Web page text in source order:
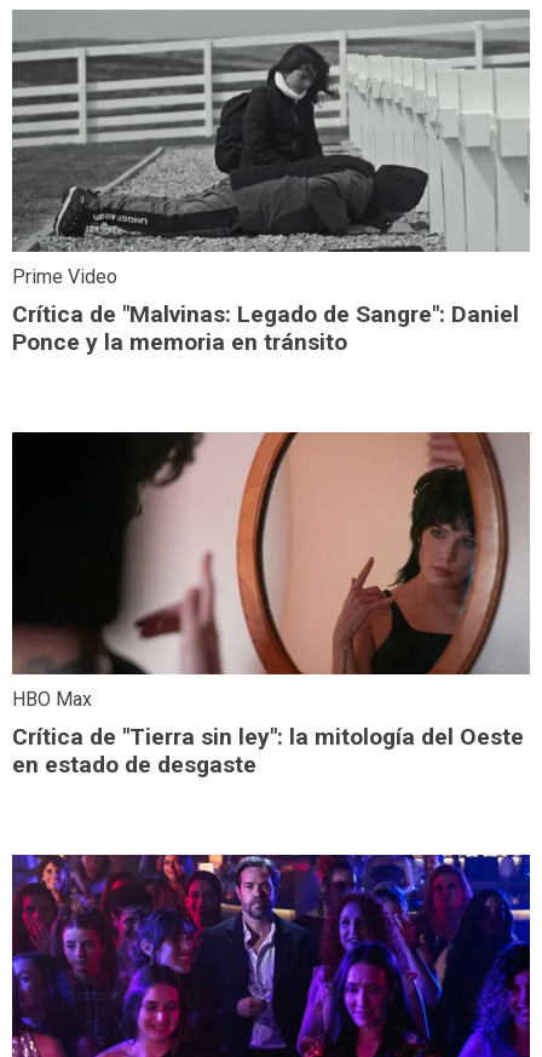
Prime Video
Crítica de "Malvinas: Legado de Sangre": Daniel
Ponce y la memoria en tránsito
HBO Max
Crítica de "Tierra sin ley": la mitología del Oeste
en estado de desgaste